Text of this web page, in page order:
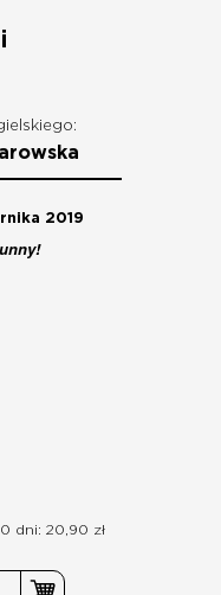
2019
dni: 20,90 zł